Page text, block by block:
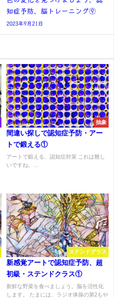
知症予防、脳トレーニング⑨
2023年9月21日
抽象
間違い探しで認知症予防・アー
トで鍛える①
アートで鍛える、認知症対策 これは難し
いですね。...
ステンドグラス
新感覚アートで認知症予防、超
初級・ステンドクラス①
新鮮な野菜を食べましょう。脳を活性化
します。 たまには、ラジオ体操の第2もや